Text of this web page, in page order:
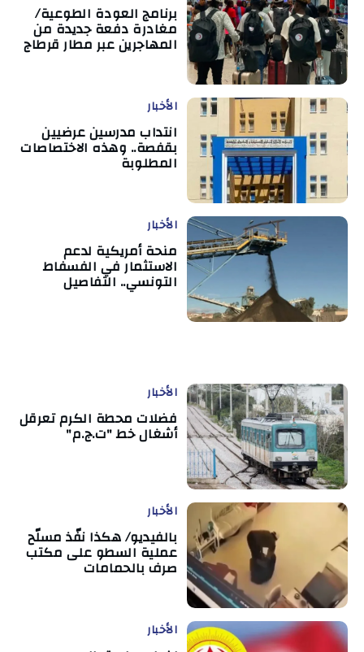
برنامج العودة الطوعية/
مغادرة دفعة جديدة من
المهاجرين عبر مطار قرطاج
الأخبار
انتداب مدرسين عرضيين
بقفصة.. وهذه الاختصاصات
المطلوبة
الأخبار
منحة أمريكية لدعم
الاستثمار في الفسفاط
التونسي.. التفاصيل
الأخبار
فضلات محطة الكرم تعرقل
أشغال خط "ت.ج.م"
الأخبار
بالفيديو/ هكذا نفّذ مسلّح
عملية السطو على مكتب
صرف بالحمامات
الأخبار